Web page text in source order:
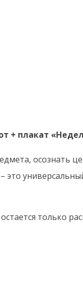
+ плакат
осознать
только